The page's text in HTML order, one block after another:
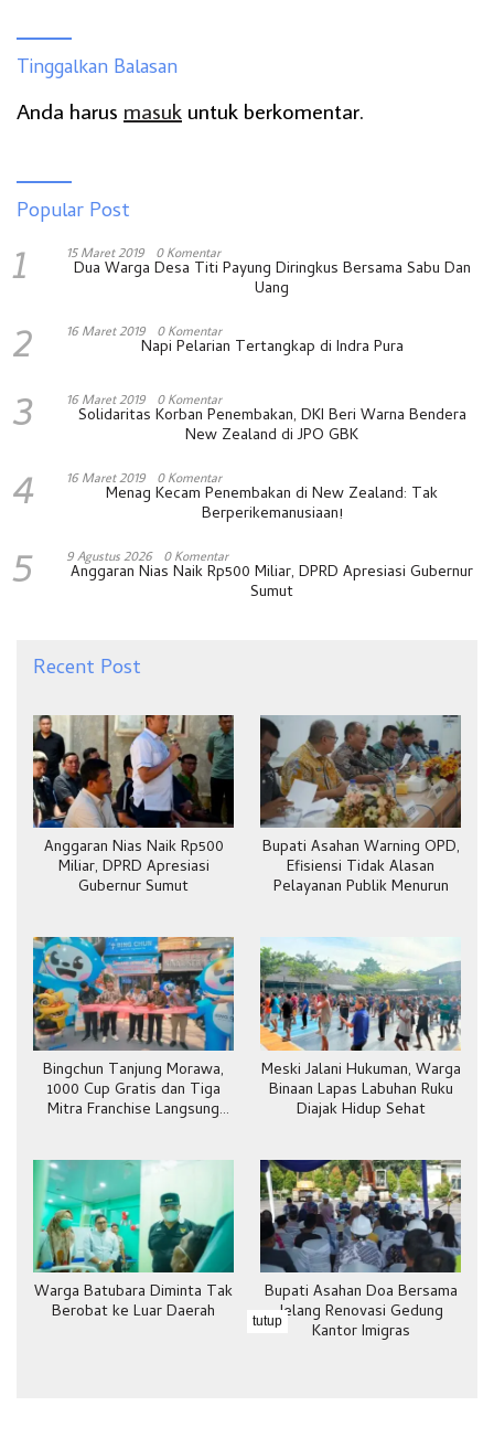
Tinggalkan Balasan
Anda harus masuk untuk berkomentar.
Popular Post
1 15 Maret 2019 0 Komentar
Dua Warga Desa Titi Payung Diringkus Bersama Sabu Dan
Uang
2 16 Maret 2019 0 Komentar
Napi Pelarian Tertangkap di Indra Pura
3 16 Maret 2019 0 Komentar
Solidaritas Korban Penembakan, DKI Beri Warna Bendera
New Zealand di JPO GBK
4 16 Maret 2019 0 Komentar
Menag Kecam Penembakan di New Zealand: Tak
Berperikemanusiaan!
5 9 Agustus 2026 0 Komentar
Anggaran Nias Naik Rp500 Miliar, DPRD Apresiasi Gubernur
Sumut
Recent Post
Anggaran Nias Naik Rp500
Miliar, DPRD Apresiasi
Gubernur Sumut
Bupati Asahan Warning OPD,
Efisiensi Tidak Alasan
Pelayanan Publik Menurun
Bingchun Tanjung Morawa,
1000 Cup Gratis dan Tiga
Mitra Franchise Langsung
Meski Jalani Hukuman, Warga
Binaan Lapas Labuhan Ruku
Diajak Hidup Sehat
Warga Batubara Diminta Tak
Berobat ke Luar Daerah
Bupati Asahan Doa Bersama
Jelang Renovasi Gedung
Kantor Imigras
tutup